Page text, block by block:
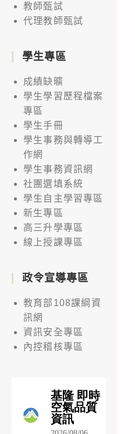
教師甄試
代理教師甄試
學生專區
成績缺曠
學生學習歷程檔案
專區
學生手冊
學生事務與轉導工
作網
學生事務資訊網
社團選填系統
學生自主學習專區
新生專區
高三升學專區
線上授課專區
政令宣導專區
教育部108課綱資
訊網
資訊安全專區
內控稽核專區